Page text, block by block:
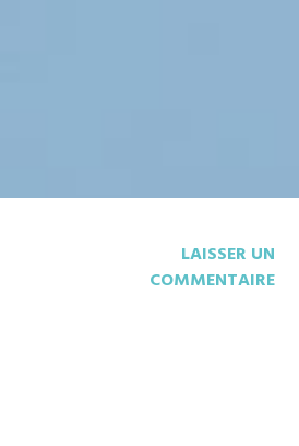
LAISSER UN
COMMENTAIRE